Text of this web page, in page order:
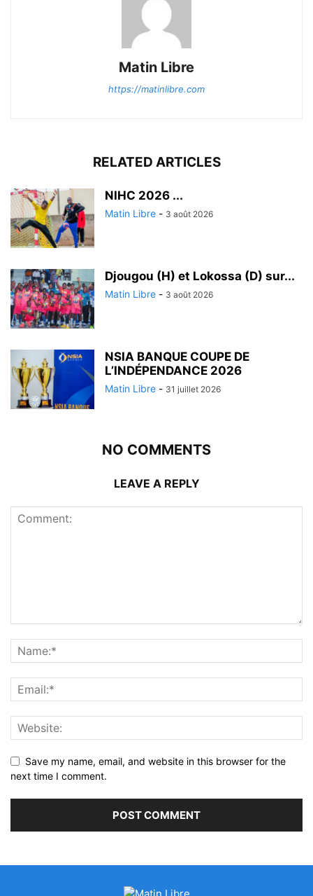
Matin Libre
https://matinlibre.com
RELATED ARTICLES
‎NIHC 2026 ...
Matin Libre - 3 août 2026
Djougou (H) et Lokossa (D) sur...
Matin Libre - 3 août 2026
NSIA BANQUE COUPE DE
L’INDÉPENDANCE 2026
Matin Libre - 31 juillet 2026
NO COMMENTS
LEAVE A REPLY
Save my name, email, and website in this browser for the
next time I comment.